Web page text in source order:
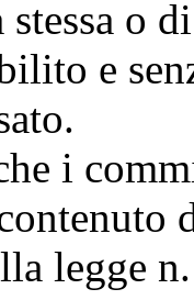
o
e
i
legge